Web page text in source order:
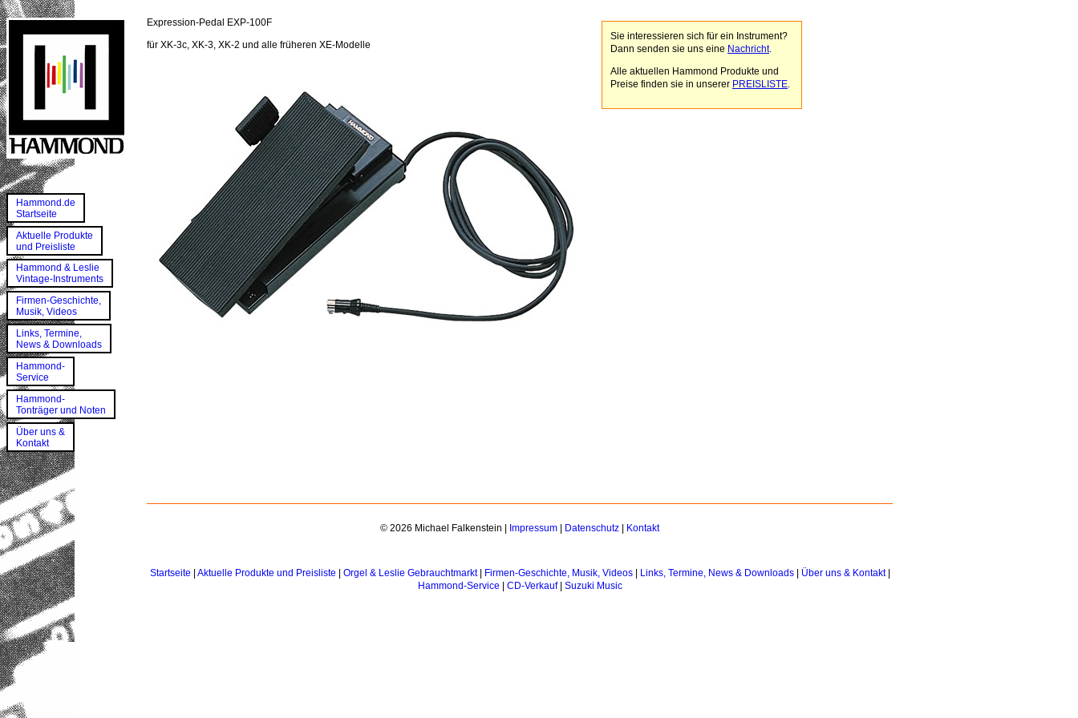
Hammond.de
Startseite
Aktuelle Produkte
und Preisliste
Hammond & Leslie
Vintage-Instruments
Firmen-Geschichte,
Musik, Videos
Links, Termine,
News & Downloads
Hammond-
Service
Hammond-
Tonträger und Noten
Über uns &
Kontakt
Expression-Pedal EXP-100F
für XK-3c, XK-3, XK-2 und alle früheren XE-Modelle
Sie interessieren sich für ein Instrument?
Dann senden sie uns eine Nachricht.
Alle aktuellen Hammond Produkte und
Preise finden sie in unserer PREISLISTE.
© 2026 Michael Falkenstein | Impressum | Datenschutz | Kontakt
Startseite | Aktuelle Produkte und Preisliste | Orgel & Leslie Gebrauchtmarkt| Firmen-Geschichte, Musik, Videos| Links, Termine, News & Downloads| Über uns & Kontakt|
Hammond-Service | CD-Verkauf| Suzuki Music